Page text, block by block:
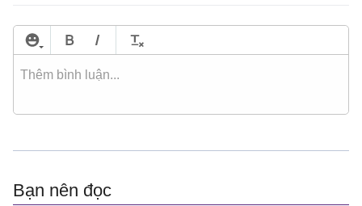
Bạn nên đọc